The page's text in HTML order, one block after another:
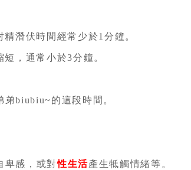
潛伏時間經常少於1分鐘。
，通常小於3分鐘。
biubiu~的這段時間。
卑感，或對性生活產生牴觸情緒等。